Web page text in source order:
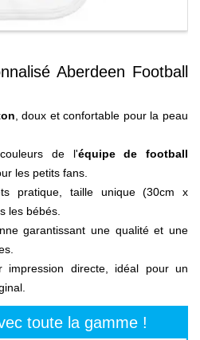
Aberdeen Football
, doux et confortable pour la peau
de l'équipe de football
les petits fans.
pratique, taille unique (30cm x
les bébés.
garantissant une qualité et une
impression directe, idéal pour un
toute la gamme !